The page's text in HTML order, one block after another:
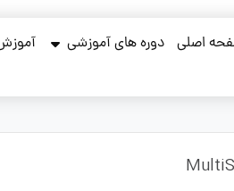
اصلی دوره های آموزشی